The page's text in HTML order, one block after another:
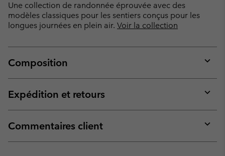
Une collection de randonnée éprouvée avec des
modèles classiques pour les sentiers conçus pour les
longues journées en plein air. Voir la collection
Composition
or
Expédition et retours
or
Commentaires client
or